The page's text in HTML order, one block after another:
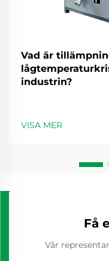
Vad är
industrin?
VISA MER
Få
Vår